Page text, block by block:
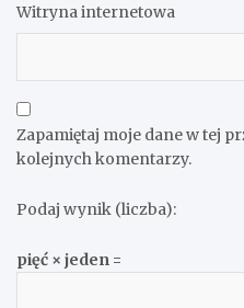
Witryna internetowa
Zapamiętaj moje dane w tej
kolejnych komentarzy.
Podaj wynik (liczba):
pięć × jeden =